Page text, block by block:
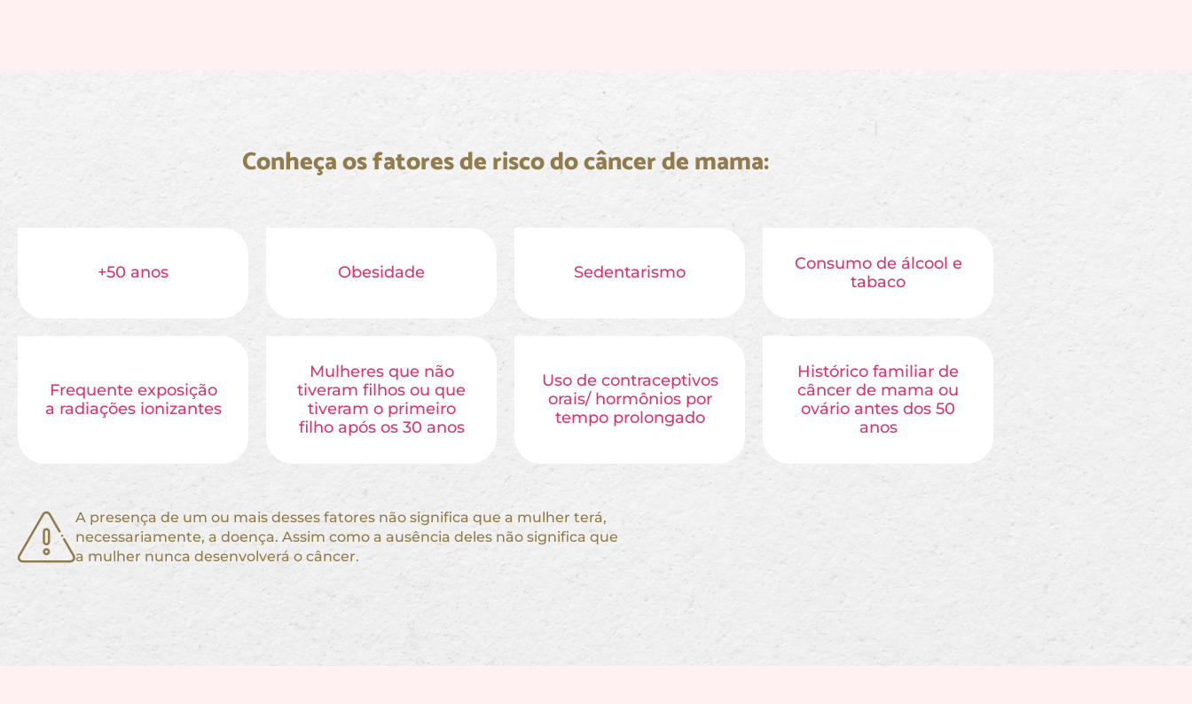
Conheça os fatores de risco do câncer de mama:
+50 anos Obesidade Sedentarismo
Consumo de álcool e
tabaco
Frequente exposição
a radiações ionizantes
Mulheres que não
tiveram filhos ou que
tiveram o primeiro
filho após os 30 anos
Uso de contraceptivos
orais/ hormônios por
tempo prolongado
Histórico familiar de
câncer de mama ou
ovário antes dos 50
anos
A presença de um ou mais desses fatores não significa que a mulher terá,
necessariamente, a doença. Assim como a ausência deles não significa que
a mulher nunca desenvolverá o câncer.